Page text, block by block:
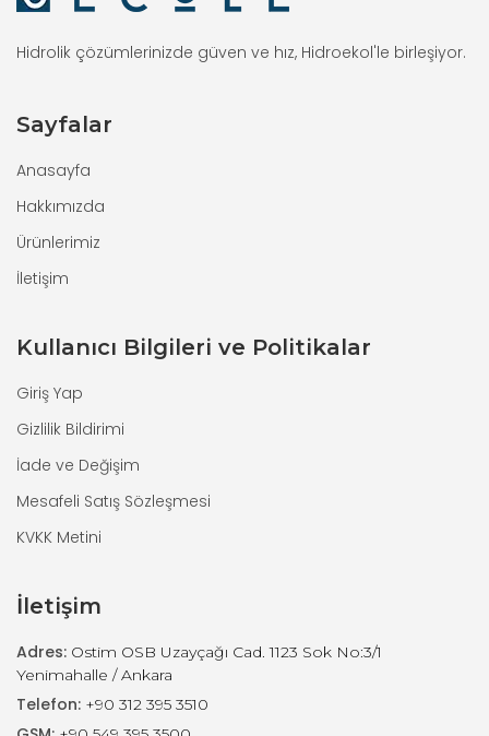
Hidrolik çözümlerinizde güven ve hız, Hidroekol'le birleşiyor.
Sayfalar
Anasayfa
Hakkımızda
Ürünlerimiz
İletişim
Kullanıcı Bilgileri ve Politikalar
Giriş Yap
Gizlilik Bildirimi
İade ve Değişim
Mesafeli Satış Sözleşmesi
KVKK Metini
İletişim
Adres: Ostim OSB Uzayçağı Cad. 1123 Sok No:3/1
Yenimahalle / Ankara
Telefon: +90 312 395 3510